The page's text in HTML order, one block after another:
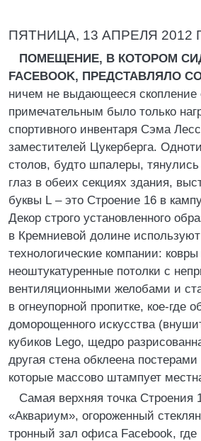
ПЯТНИЦА, 13 АПРЕЛЯ 2012
ПОМЕЩЕНИЕ, В КОТОРОМ
FACEBOOK, ПРЕДСТАВЛЯЛО
ничем не выдающееся скопление
примечательным было только
спортивного инвентаря Сэма
заместителей Цукерберга.
столов, будто шпалеры, тянулись
глаз в обеих секциях здания,
буквы L – это Строение 16 в
Декор строго установленного
в Кремниевой долине
технологические компании: ковры
неоштукатуренные потолки с
вентиляционными желобами и
в огнеупорной пропитке, кое-где
доморощенного искусства
кубиков Lego, щедро
другая стена обклеена
которые массово штампует
Самая верхняя точка Строения
«Аквариум», огороженный
тронный зал офиса Facebook, где